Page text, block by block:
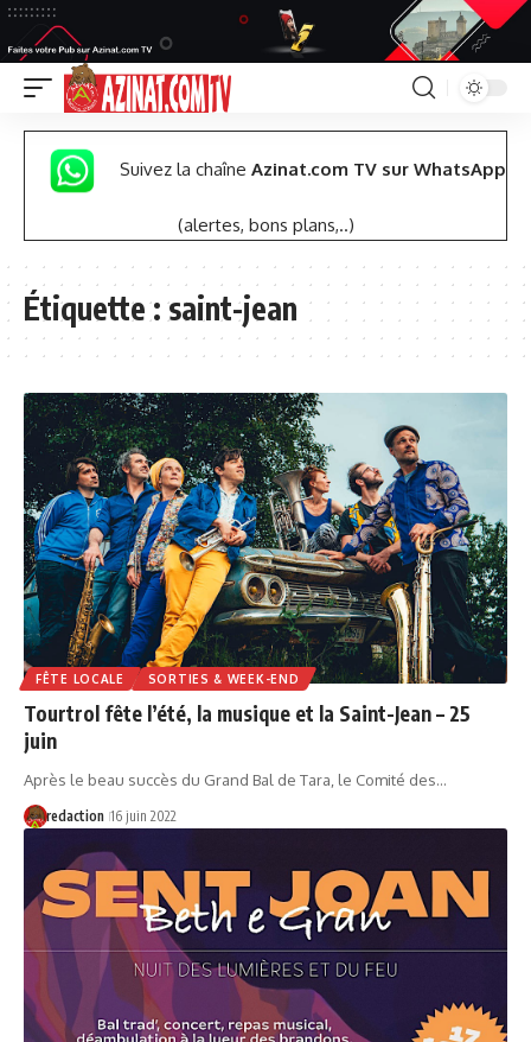
Suivez la chaîne Azinat.com TV sur WhatsApp
(alertes, bons plans,..)
Étiquette :saint-jean
FÊTE LOCALE SORTIES & WEEK-END
Tourtrol fête l’été, la musique et la Saint-Jean – 25
juin
Après le beau succès du Grand Bal de Tara, le Comité des…
redaction 16 juin 2022